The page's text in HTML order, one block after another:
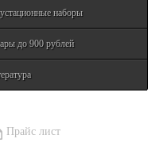
наборы
до 900 рублей
Прайс лист